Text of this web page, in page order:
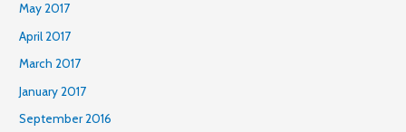
May 2017
April 2017
March 2017
January 2017
September 2016